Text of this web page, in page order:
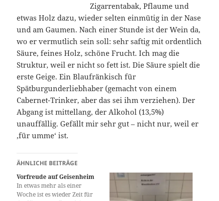
Zigarrentabak, Pflaume und
etwas Holz dazu, wieder selten einmütig in der Nase
und am Gaumen. Nach einer Stunde ist der Wein da,
wo er vermutlich sein soll: sehr saftig mit ordentlich
Säure, feines Holz, schöne Frucht. Ich mag die
Struktur, weil er nicht so fett ist. Die Säure spielt die
erste Geige. Ein Blaufränkisch für
Spätburgunderliebhaber (gemacht von einem
Cabernet-Trinker, aber das sei ihm verziehen). Der
Abgang ist mittellang, der Alkohol (13,5%)
unauffällig. Gefällt mir sehr gut – nicht nur, weil er
,für umme‘ ist.
ÄHNLICHE BEITRÄGE
Vorfreude auf Geisenheim
In etwas mehr als einer
Woche ist es wieder Zeit für